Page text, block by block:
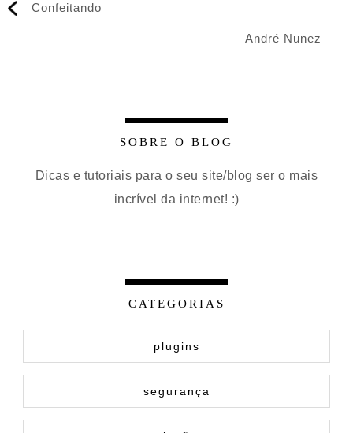
Confeitando
André Nunez
SOBRE O BLOG
Dicas e tutoriais para o seu site/blog ser o mais
incrível da internet! :)
CATEGORIAS
plugins
segurança